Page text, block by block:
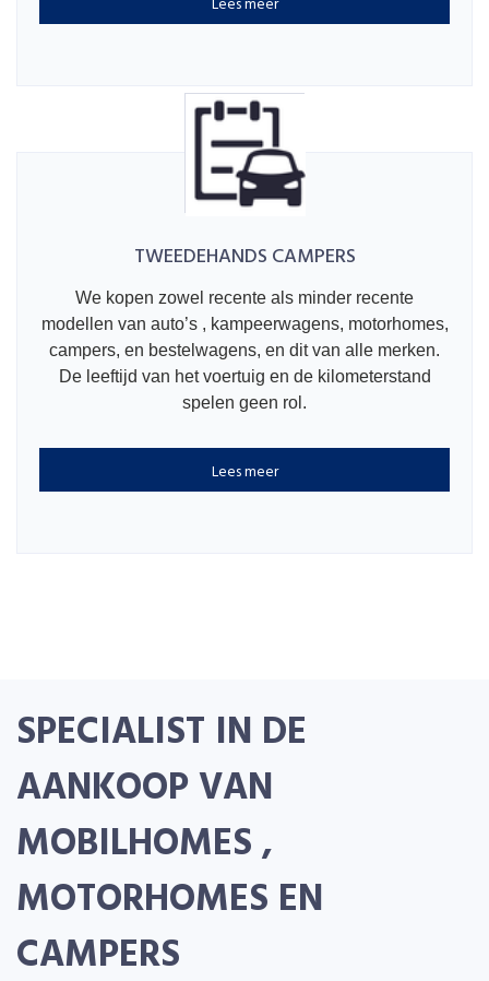
TWEEDEHANDS CAMPERS
We kopen zowel recente als minder recente
modellen van auto’s , kampeerwagens, motorhomes,
campers, en bestelwagens, en dit van alle merken.
De leeftijd van het voertuig en de kilometerstand
spelen geen rol.
Lees meer
SPECIALIST IN DE
AANKOOP VAN
MOBILHOMES ,
MOTORHOMES EN
CAMPERS